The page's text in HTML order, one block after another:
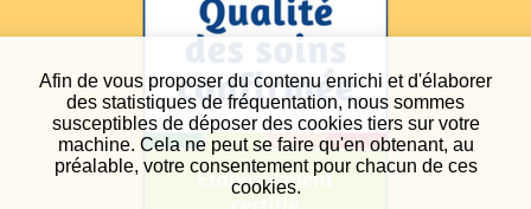
Afin de vous proposer du contenu enrichi et d'élaborer
des statistiques de fréquentation, nous sommes
susceptibles de déposer des cookies tiers sur votre
machine. Cela ne peut se faire qu'en obtenant, au
préalable, votre consentement pour chacun de ces
cookies.